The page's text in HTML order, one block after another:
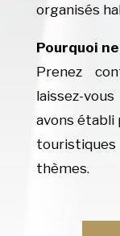
organisés
Pourquoi
Prenez
laissez-
avons établi
thèmes.